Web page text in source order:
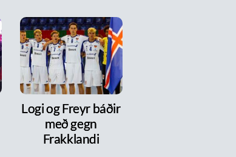
Logi og Freyr báðir
með gegn
Frakklandi